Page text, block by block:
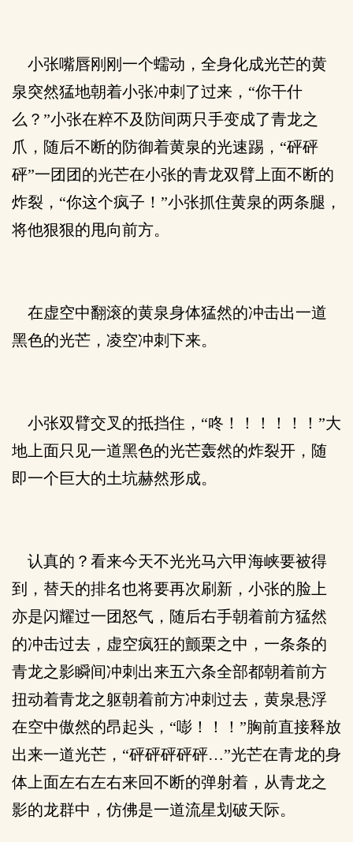
小张嘴唇刚刚一个蠕动，全身化成光芒的黄
泉突然猛地朝着小张冲刺了过来，“你干什
么？”小张在粹不及防间两只手变成了青龙之
爪，随后不断的防御着黄泉的光速踢，“砰砰
砰”一团团的光芒在小张的青龙双臂上面不断的
炸裂，“你这个疯子！”小张抓住黄泉的两条腿，
将他狠狠的甩向前方。
在虚空中翻滚的黄泉身体猛然的冲击出一道
黑色的光芒，凌空冲刺下来。
小张双臂交叉的抵挡住，“咚！！！！！！”大
地上面只见一道黑色的光芒轰然的炸裂开，随
即一个巨大的土坑赫然形成。
认真的？看来今天不光光马六甲海峡要被得
到，替天的排名也将要再次刷新，小张的脸上
亦是闪耀过一团怒气，随后右手朝着前方猛然
的冲击过去，虚空疯狂的颤栗之中，一条条的
青龙之影瞬间冲刺出来五六条全部都朝着前方
扭动着青龙之躯朝着前方冲刺过去，黄泉悬浮
在空中傲然的昂起头，“嘭！！！”胸前直接释放
出来一道光芒，“砰砰砰砰砰…”光芒在青龙的身
体上面左右左右来回不断的弹射着，从青龙之
影的龙群中，仿佛是一道流星划破天际。